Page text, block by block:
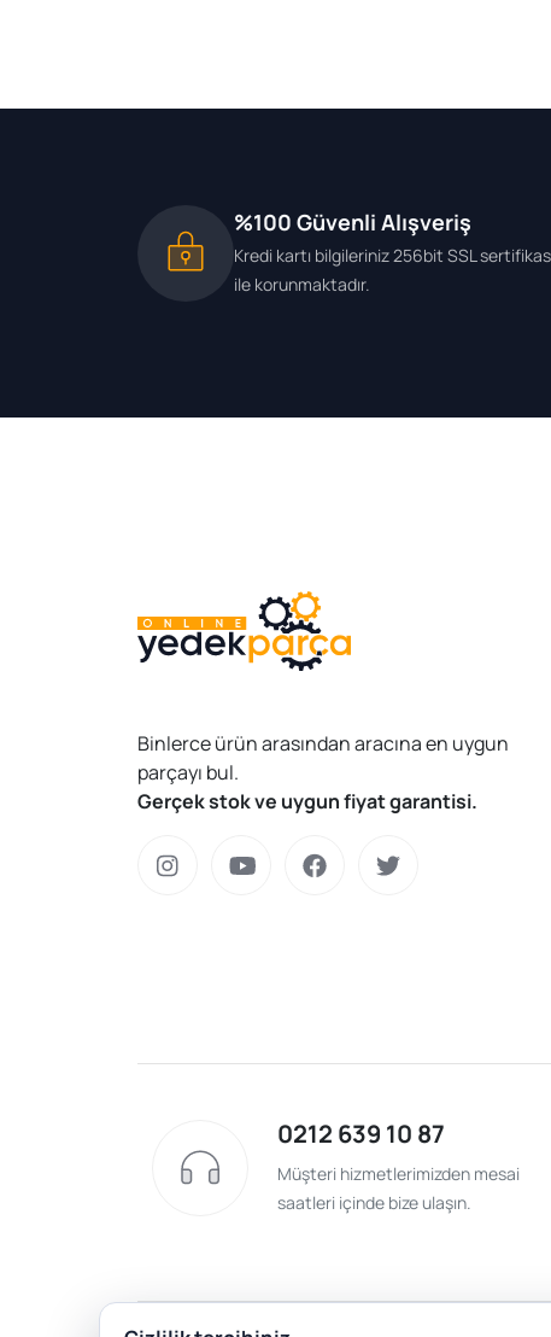
%100 Güvenli Alışveriş
Kredi kartı bilgileriniz 256bit SSL
ile korunmaktadır.
Binlerce ürün arasından aracına en uygun
parçayı bul.
Gerçek stok ve uygun fiyat garantisi.
0212 639 10 87
Müşteri hizmetlerimizden mesai
saatleri içinde bize ulaşın.